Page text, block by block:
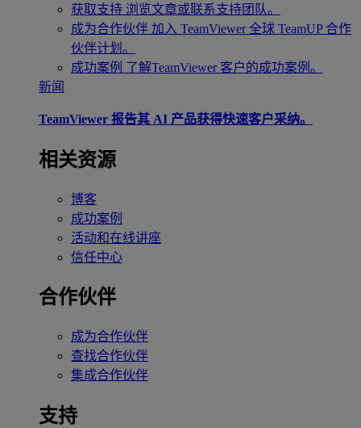
获取支持 浏览文章或联系支持团队。
成为合作伙伴 加入 TeamViewer 全球 TeamUP 合作
伙伴计划。
成功案例 了解TeamViewer 客户的成功案例。
新闻
TeamViewer 报告其 AI 产品获得快速客户采纳。
相关资源
博客
成功案例
活动和在线讲座
信任中心
合作伙伴
成为合作伙伴
查找合作伙伴
集成合作伙伴
支持